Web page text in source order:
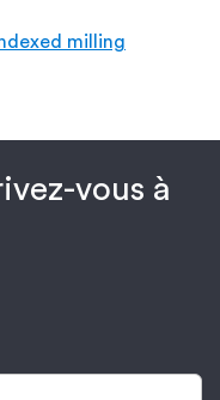
milling
vous à